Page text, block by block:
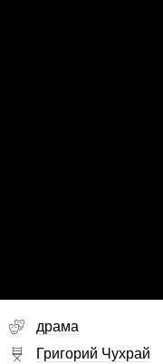
драма
Григорий Чухрай